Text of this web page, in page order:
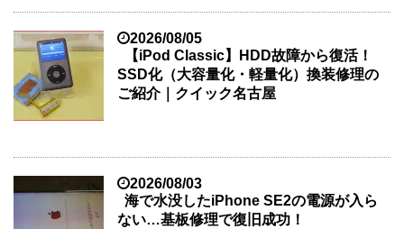
2026/08/05
【iPod Classic】HDD故障から復活！
SSD化（大容量化・軽量化）換装修理の
ご紹介｜クイック名古屋
2026/08/03
海で水没したiPhone SE2の電源が入ら
ない…基板修理で復旧成功！